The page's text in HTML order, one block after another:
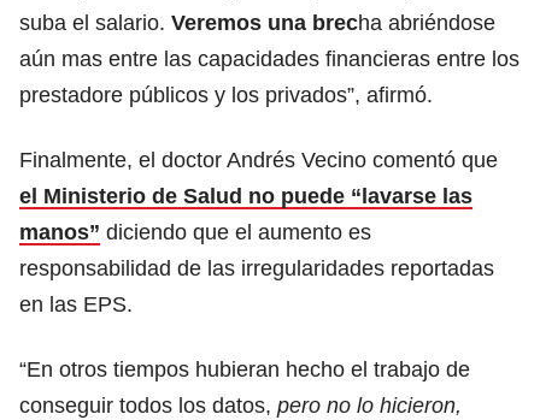
suba el salario. Veremos una brecha abriéndose
aún mas entre las capacidades financieras entre los
prestadore públicos y los privados”, afirmó.
Finalmente, el doctor Andrés Vecino comentó que
el Ministerio de Salud no puede “lavarse las
manos” diciendo que el aumento es
responsabilidad de las irregularidades reportadas
en las EPS.
“En otros tiempos hubieran hecho el trabajo de
conseguir todos los datos, pero no lo hicieron,